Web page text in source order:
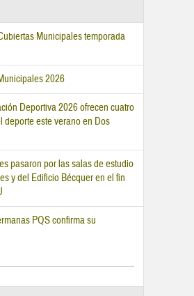
Municipales temporada
2026
Deportiva 2026 ofrecen cuatro
deporte este verano en Dos
pasaron por las salas de estudio
y del Edificio Bécquer en el fin
PQS confirma su